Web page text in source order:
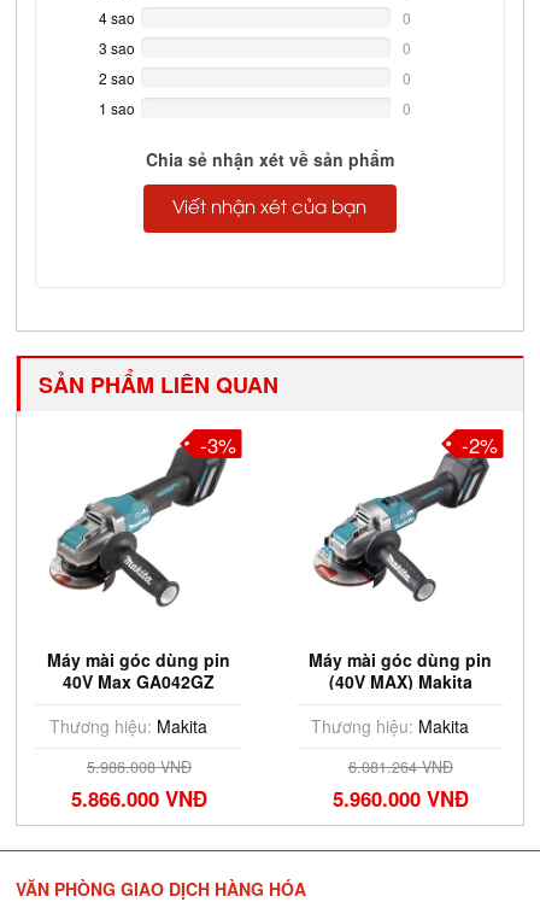
Complete
4 sao
Complete
0
3 sao
Complete
0
2 sao
Complete
0
1 sao
0
Chia sẻ nhận xét về sản phẩm
Viết nhận xét của bạn
SẢN PHẨM LIÊN QUAN
Máy mài góc dùng pin
40V Max GA042GZ
Thương hiệu: Makita
5.986.008 VNĐ
5.866.000 VNĐ
-3%
Máy mài góc dùng pin
(40V MAX) Makita
Pin & Sạc)
Thương hiệu: Makita
6.081.264 VNĐ
5.960.000 VNĐ
-2%
VĂN PHÒNG GIAO DỊCH HÀNG HÓA